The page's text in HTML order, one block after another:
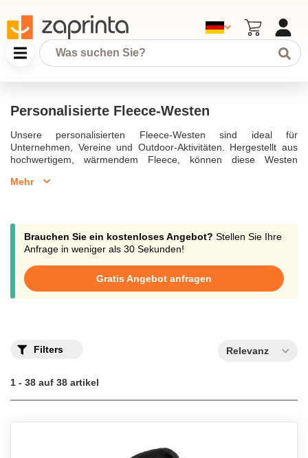
Personalisierte Fleece-Westen
Unsere personalisierten Fleece-Westen sind ideal für
Unternehmen, Vereine und Outdoor-Aktivitäten. Hergestellt aus
hochwertigem, wärmendem Fleece, können diese Westen
bieten optimalen Komfort und sind in verschiedenen Größen
Mehr
Brauchen Sie ein kostenloses Angebot? Stellen Sie Ihre
Anfrage in weniger als 30 Sekunden!
Gratis Angebot anfragen
Filters Relevanz
1 - 38 auf 38 artikel